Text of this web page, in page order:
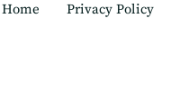
Home Privacy Policy